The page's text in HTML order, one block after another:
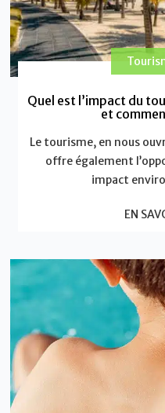
Quel est l’impact du
et
Le tourisme, en nous
offre également
impact
EN